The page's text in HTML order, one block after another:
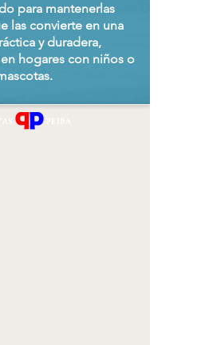
para mantenerlas
las convierte en una
y duradera,
hogares con niños o